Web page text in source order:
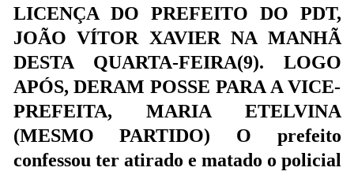
LICENÇA DO PREFEITO DO PDT,
JOÃO VÍTOR XAVIER NA MANHÃ
DESTA QUARTA-FEIRA(9). LOGO
APÓS, DERAM POSSE PARA A VICE-
PREFEITA, MARIA ETELVINA
(MESMO PARTIDO) O prefeito
confessou ter atirado e matado o policial